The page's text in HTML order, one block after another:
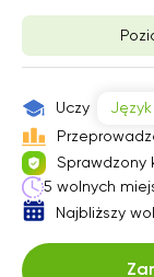
Uczy
Sprawdzony
5 wolnych
Najbliższy